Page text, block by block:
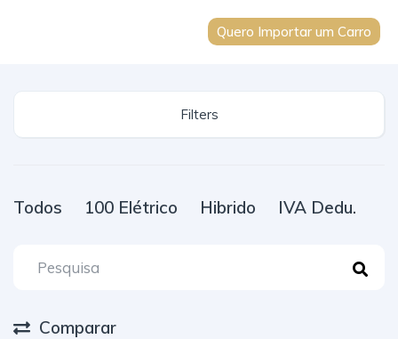
Quero Importar um Carro
Filters
Todos 100 Elétrico Hibrido IVA Dedu.
Comparar